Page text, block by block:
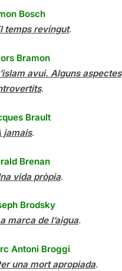
Bosch
temps revingut.
Bramon
avui. Alguns aspectes
.
Brault
jamais.
Brenan
vida pròpia.
Brodsky
marca de l’aigua.
Antoni Broggi
una mort apropiada.